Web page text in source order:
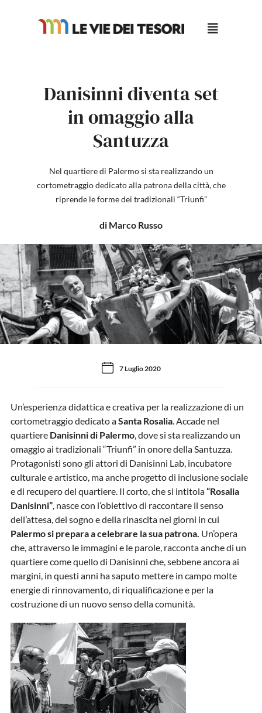
Danisinni diventa set
in omaggio alla
Santuzza
Nel quartiere di Palermo si sta realizzando un
cortometraggio dedicato alla patrona della città, che
riprende le forme dei tradizionali “Triunfi”
di Marco Russo
7 Luglio 2020
Un’esperienza didattica e creativa per la realizzazione di un
cortometraggio dedicato aSanta Rosalia. Accade nel
quartiere Danisinni di Palermo, dove si sta realizzando un
omaggio ai tradizionali “Triunfi” in onore della Santuzza.
Protagonisti sono gli attori di Danisinni Lab, incubatore
culturale e artistico, ma anche progetto di inclusione sociale
e di recupero del quartiere. Il corto, che si intitola“Rosalia
Danisinni”, nasce con l’obiettivo di raccontare il senso
dell’attesa, del sogno e della rinascita nei giorni in cui
Palermo si prepara a celebrare la sua patrona. Un’opera
che, attraverso le immagini e le parole, racconta anche di un
quartiere come quello di Danisinni che, sebbene ancora ai
margini, in questi anni ha saputo mettere in campo molte
energie di rinnovamento, di riqualificazione e per la
costruzione di un nuovo senso della comunità.